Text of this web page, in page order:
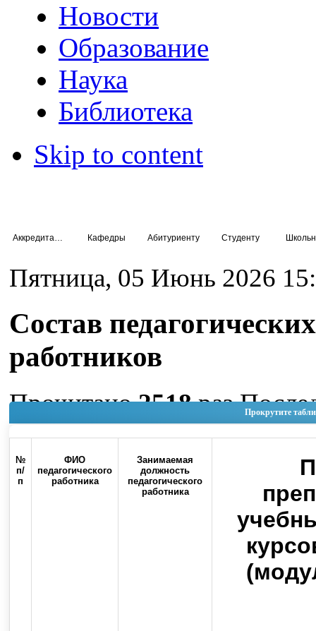
Новости
Образование
Наука
Библиотека
Skip to content
Кафедры Абитуриенту Студенту
Пятница, 05 Июнь 2026
Состав педагогических
работников
Прокрутите
№
п/
п
ФИО
педагогического
работника
Занимаемая
должность
педагогического
работника
Прочитано2518раз
изменение Пятница, 05
15:10
Наверх
Контакты